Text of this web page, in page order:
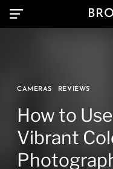
CAMERAS REVIEWS
How to Use
Vibrant